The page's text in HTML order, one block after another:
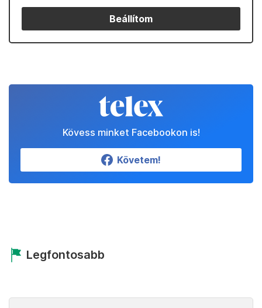
Beállítom
Kövess minket Facebookon is!
Követem!
Legfontosabb